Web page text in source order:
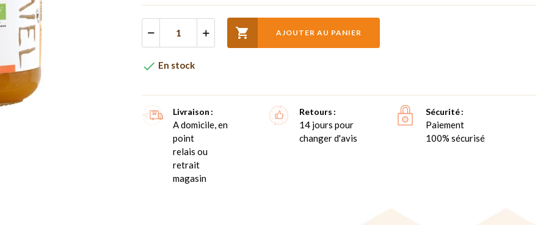
 AJOUTER AU PANIER
 En stock
Livraison
A domicile, en
point
relais ou
retrait
magasin
Retours
14 jours pour
changer d'avis
Sécurité
Paiement
100% sécurisé